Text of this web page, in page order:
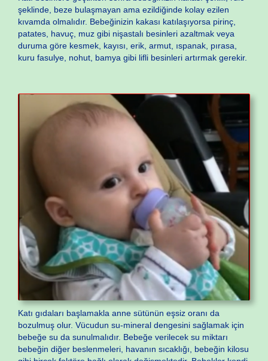
şeklinde, beze bulaşmayan ama ezildiğinde kolay ezilen
kıvamda olmalıdır. Bebeğinizin kakası katılaşıyorsa pirinç,
patates, havuç, muz gibi nişastalı besinleri azaltmak veya
duruma göre kesmek, kayısı, erik, armut, ıspanak, pırasa,
kuru fasulye, nohut, bamya gibi lifli besinleri artırmak gerekir.
Katı gıdaları başlamakla anne sütünün eşsiz oranı da
bozulmuş olur. Vücudun su-mineral dengesini sağlamak için
bebeğe su da sunulmalıdır. Bebeğe verilecek su miktarı
bebeğin diğer beslenmeleri, havanın sıcaklığı, bebeğin kilosu